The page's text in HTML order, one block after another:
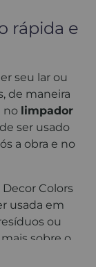
rápida e
seu lar ou
de maneira
no limpador
ser usado
a obra e no
Colors
usada em
ou
sobre o
Continue